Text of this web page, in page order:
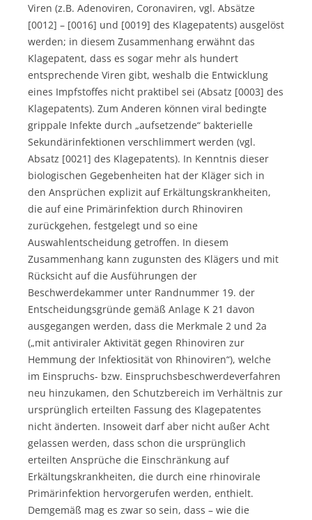
Viren (z.B. Adenoviren, Coronaviren, vgl. Absätze
[0012] – [0016] und [0019] des Klagepatents) ausgelöst
werden; in diesem Zusammenhang erwähnt das
Klagepatent, dass es sogar mehr als hundert
entsprechende Viren gibt, weshalb die Entwicklung
eines Impfstoffes nicht praktibel sei (Absatz [0003] des
Klagepatents). Zum Anderen können viral bedingte
grippale Infekte durch „aufsetzende“ bakterielle
Sekundärinfektionen verschlimmert werden (vgl.
Absatz [0021] des Klagepatents). In Kenntnis dieser
biologischen Gegebenheiten hat der Kläger sich in
den Ansprüchen explizit auf Erkältungskrankheiten,
die auf eine Primärinfektion durch Rhinoviren
zurückgehen, festgelegt und so eine
Auswahlentscheidung getroffen. In diesem
Zusammenhang kann zugunsten des Klägers und mit
Rücksicht auf die Ausführungen der
Beschwerdekammer unter Randnummer 19. der
Entscheidungsgründe gemäß Anlage K 21 davon
ausgegangen werden, dass die Merkmale 2 und 2a
(„mit antiviraler Aktivität gegen Rhinoviren zur
Hemmung der Infektiosität von Rhinoviren“), welche
im Einspruchs- bzw. Einspruchsbeschwerdeverfahren
neu hinzukamen, den Schutzbereich im Verhältnis zur
ursprünglich erteilten Fassung des Klagepatentes
nicht änderten. Insoweit darf aber nicht außer Acht
gelassen werden, dass schon die ursprünglich
erteilten Ansprüche die Einschränkung auf
Erkältungskrankheiten, die durch eine rhinovirale
Primärinfektion hervorgerufen werden, enthielt.
Demgemäß mag es zwar so sein, dass – wie die